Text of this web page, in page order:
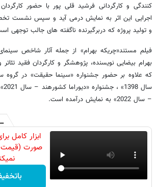
کنندگی و کارگردانی فرشید قلی پور با حضور
اجرایی این اثر به نمایش درمی آید و سپس نشست
و تولید پروژه که دربرگیرنده ناگفته های جالب توجهی
فیلم مستند«چریکه بهرام» از جمله آثار شاخص
بهرام بیضایی نویسنده، پژوهشگر و کارگردان فقید
که علاوه بر حضور جشنواره «سینما حقیقت» در گروه
– سال 2022» به نمایش درآمده است.
ابزار کامل
صورت (قیمت